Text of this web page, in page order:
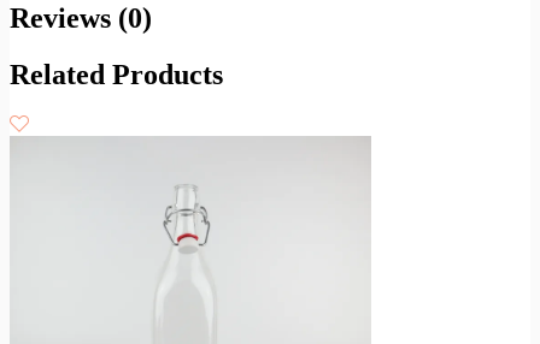
Reviews (0)
Related Products